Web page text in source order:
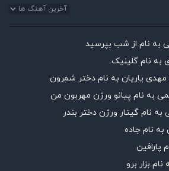
به نام از شب بپرسید
به نام گلینیک
مهدی یاریان به نام دختر شمرون
به نام پیانو ورژن مهربون من
نام گیتار ورژن دختر بندر
نام جاده
پارافین
بزار برو